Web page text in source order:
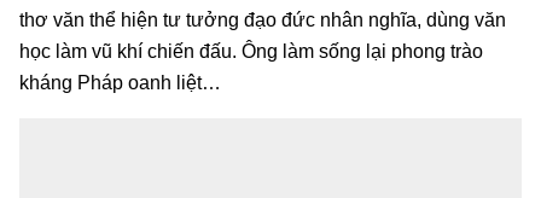
thơ văn thể hiện tư tưởng đạo đức nhân nghĩa, dùng văn
học làm vũ khí chiến đấu. Ông làm sống lại phong trào
kháng Pháp oanh liệt…